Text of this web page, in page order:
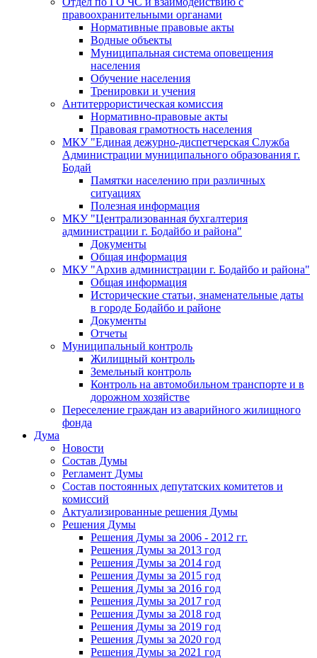
правоохранительными органами
Нормативные правовые акты
Водные объекты
Муниципальная система оповещения
населения
Обучение населения
Тренировки и учения
Антитеррористическая комиссия
Нормативно-правовые акты
Правовая грамотность населения
МКУ "Единая дежурно-диспетчерская Служба
Администрации муниципального образования г.
Бодай
Памятки населению при различных
ситуациях
Полезная информация
МКУ "Централизованная бухгалтерия
администрации г. Бодайбо и района"
Документы
Общая информация
МКУ "Архив администрации г. Бодайбо и района"
Общая информация
Исторические статьи, знаменательные даты
в городе Бодайбо и районе
Документы
Отчеты
Муниципальный контроль
Жилищный контроль
Земельный контроль
Контроль на автомобильном транспорте и в
дорожном хозяйстве
Переселение граждан из аварийного жилищного
фонда
Дума
Новости
Состав Думы
Регламент Думы
Состав постоянных депутатских комитетов и
комиссий
Актуализированные решения Думы
Решения Думы
Решения Думы за 2006 - 2012 гг.
Решения Думы за 2013 год
Решения Думы за 2014 год
Решения Думы за 2015 год
Решения Думы за 2016 год
Решения Думы за 2017 год
Решения Думы за 2018 год
Решения Думы за 2019 год
Решения Думы за 2020 год
Решения Думы за 2021 год